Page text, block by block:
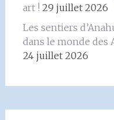
art ! 29 juillet 2026
Les sentiers
dans le monde des
24 juillet 2026